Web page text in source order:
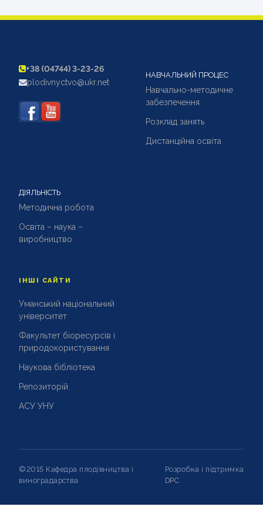
+38 (04744) 3-23-26
plodivnyctvo@ukr.net
НАВЧАЛЬНИЙ ПРОЦЕС
Навчально-методичне
забезпечення
Розклад занять
Дистанційна освіта
ДІЯЛЬНІСТЬ
Методична робота
Освіта – наука –
виробництво
ІНШІ САЙТИ
Уманський національний
університет
Факультет біоресурсів і
природокористування
Наукова бібліотека
Репозиторій
АСУ УНУ
©2015 Кафедра плодівництва і
виноградарства
Розробка і підтримка
DPC